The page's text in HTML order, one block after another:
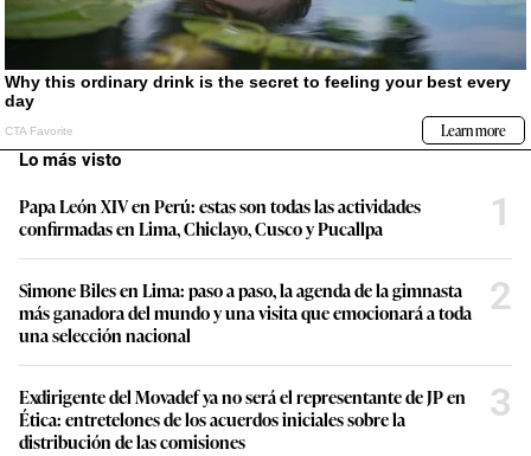
Lo más visto
Papa León XIV en Perú: estas son todas las actividades
confirmadas en Lima, Chiclayo, Cusco y Pucallpa
1
Simone Biles en Lima: paso a paso, la agenda de la gimnasta
más ganadora del mundo y una visita que emocionará a toda
una selección nacional
2
Exdirigente del Movadef ya no será el representante de JP en
Ética: entretelones de los acuerdos iniciales sobre la
distribución de las comisiones
3